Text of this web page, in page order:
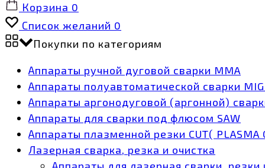
Корзина 0
Список желаний 0
Покупки по категориям
Аппараты ручной дуговой сварки MMA
Аппараты полуавтоматической сварки
Аппараты аргонодуговой (аргонной)
Аппараты для сварки под флюсом SAW
Аппараты плазменной резки CUT( PLASMA
Лазерная сварка, резка и очистка